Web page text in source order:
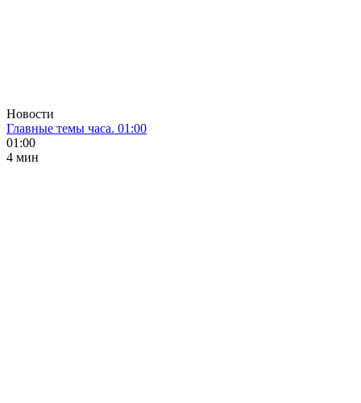
Новости
Главные темы часа. 01:00
01:00
4 мин